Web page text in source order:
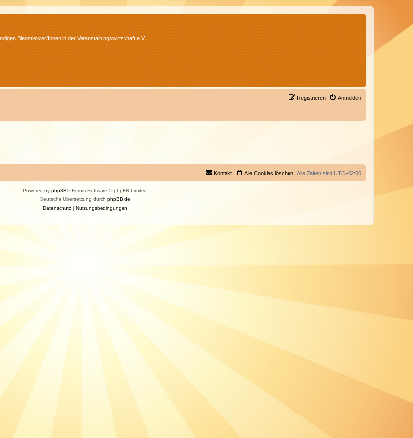
Dienstleister/Innen in der Veranstaltungswirtschaft e.V.
Anmelden
Registrieren
Alle Zeiten sind UTC+02:00
Alle Cookies löschen
Kontakt
Powered by phpBB® Forum Software © phpBB Limited
Deutsche Übersetzung durch phpBB.de
Datenschutz| Nutzungsbedingungen